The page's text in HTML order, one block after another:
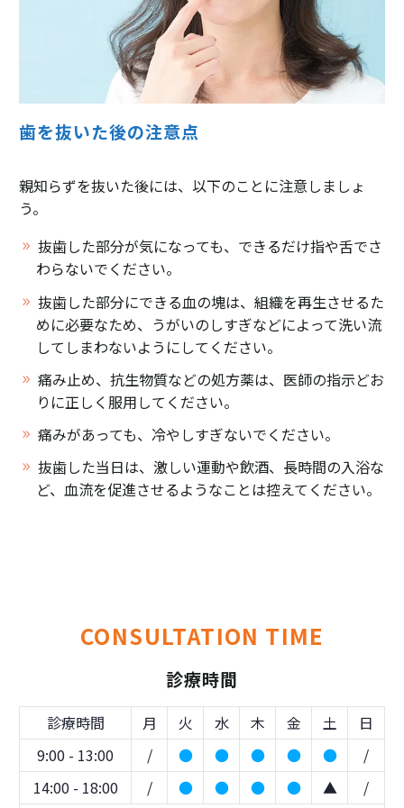
歯を抜いた後の注意点
親知らずを抜いた後には、以下のことに注意しましょ
う。
抜歯した部分が気になっても、できるだけ指や舌でさ
わらないでください。
抜歯した部分にできる血の塊は、組織を再生させるた
めに必要なため、うがいのしすぎなどによって洗い流
してしまわないようにしてください。
痛み止め、抗生物質などの処方薬は、医師の指示どお
りに正しく服用してください。
痛みがあっても、冷やしすぎないでください。
抜歯した当日は、激しい運動や飲酒、長時間の入浴な
ど、血流を促進させるようなことは控えてください。
CONSULTATION TIME
診療時間
診療時間 月 火 水 木 金 土
日
9:00 - 13:00
/ ● ● ● ● ●
/
14:00 - 18:00
/ ● ● ● ● ▲
/